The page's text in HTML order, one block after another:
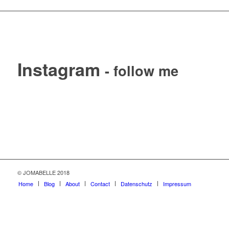
Instagram - follow me
© JOMABELLE 2018
Home
Blog About Contact Datenschutz Impressum